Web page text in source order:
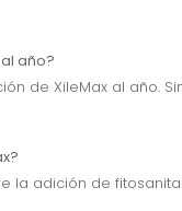
año?
de XileMax al
la adición de